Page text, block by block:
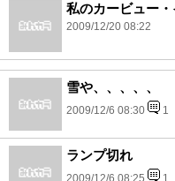
私のカービュー
2009/12/20 08:22
雪や、、、、、
2009/12/6 08:30 1
ランプ切れ
2009/12/6 08:25 1